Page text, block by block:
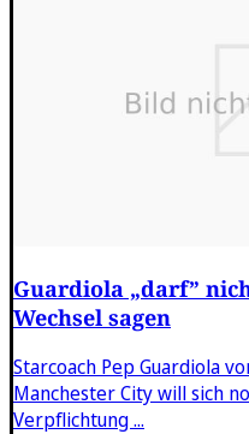
Guardiola „darf”
Wechsel sagen
Starcoach Pep Guardiola
Manchester City will sich
Verpflichtung ...